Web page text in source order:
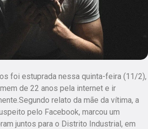
foi estuprada nessa quinta-feira (11/2),
de 22 anos pela internet e ir
relato da mãe da vítima, a
pelo Facebook, marcou um
juntos para o Distrito Industrial, em